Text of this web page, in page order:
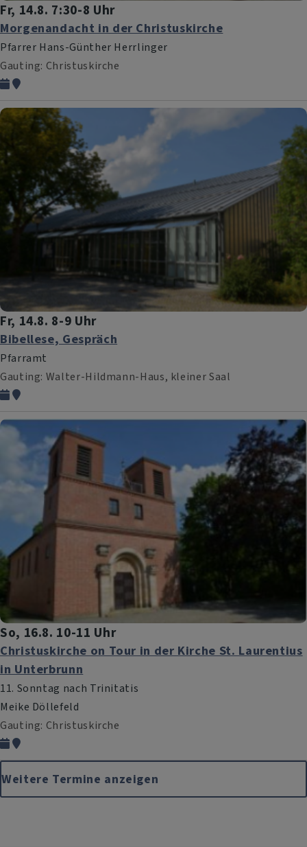
Fr, 14.8. 7:30-8 Uhr
Morgenandacht in der Christuskirche
Pfarrer Hans-Günther Herrlinger
Gauting Christuskirche
Fr, 14.8. 8-9 Uhr
Bibellese, Gespräch
Pfarramt
Gauting Walter-Hildmann-Haus, kleiner Saal
So, 16.8. 10-11 Uhr
Christuskirche on Tour in der Kirche St. Laurentius
in Unterbrunn
11. Sonntag nach Trinitatis
Meike Döllefeld
Gauting Christuskirche
Weitere Termine anzeigen